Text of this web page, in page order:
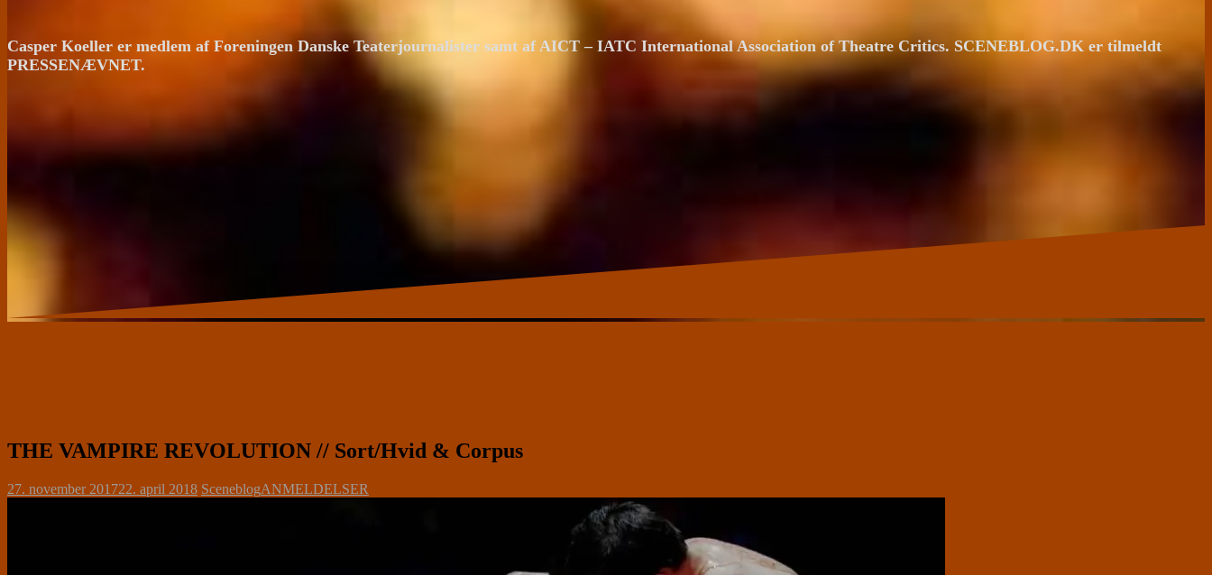
Casper Koeller er medlem af Foreningen Danske Teaterjournalister samt af AICT – IATC International Association of Theatre Critics. SCENEBLOG.DK er tilmeldt
PRESSENÆVNET.
THE VAMPIRE REVOLUTION // Sort/Hvid & Corpus
27. november 201722. april 2018 SceneblogANMELDELSER